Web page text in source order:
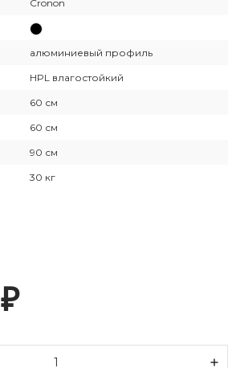
Cronon
алюминиевый профиль
HPL влагостойкий
60 см
60 см
90 см
30 кг
₽